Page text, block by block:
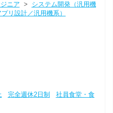
ニア > システム開発（汎用機
リ設計／汎用機系）
完全週休2日制
社員食堂・食